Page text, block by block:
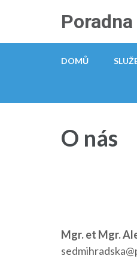
DOMŮ
O nás
Mgr. et Mgr.